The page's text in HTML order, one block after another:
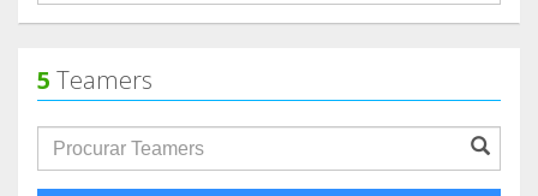
5 Teamers
groupProfile.searchForm.search.text???